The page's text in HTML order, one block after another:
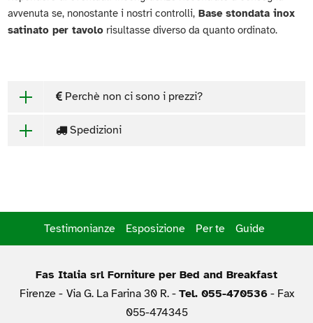
avvenuta se, nonostante i nostri controlli, Base stondata inox
satinato per tavolo risultasse diverso da quanto ordinato.
Perchè non ci sono i prezzi?
Spedizioni
Testimonianze Esposizione Per te Guide
Fas Italia srl Forniture per Bed and Breakfast
Firenze - Via G. La Farina 30 R. - Tel. 055-470536- Fax
055-474345